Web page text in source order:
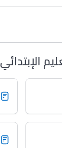
الإبتدائي